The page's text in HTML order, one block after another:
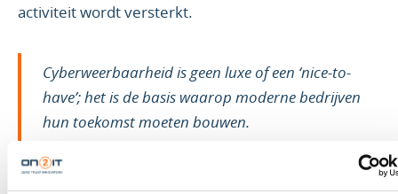
activiteit wordt versterkt.
Cyberweerbaarheid is geen luxe of een ‘nice-to-
have’; het is de basis waarop moderne bedrijven
hun toekomst moeten bouwen.